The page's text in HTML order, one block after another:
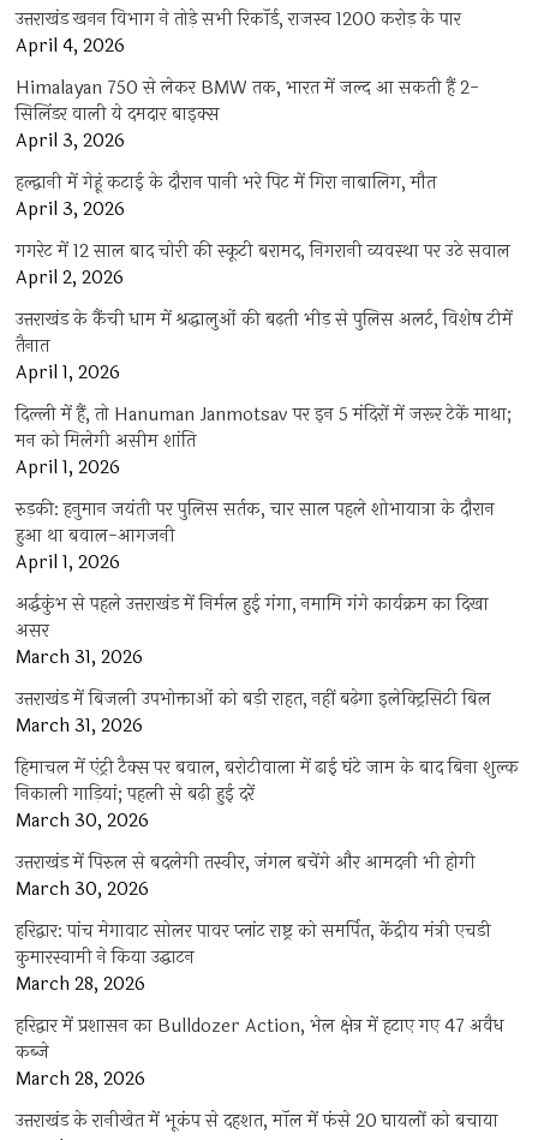
उत्तराखंड खनन विभाग ने तोड़े सभी रिकॉर्ड, राजस्व 1200 करोड़ के पार
April 4, 2026
Himalayan 750 से लेकर BMW तक, भारत में जल्द आ सकती हैं 2-
सिलिंडर वाली ये दमदार बाइक्स
April 3, 2026
हल्द्वानी में गेहूं कटाई के दौरान पानी भरे पिट में गिरा नाबालिग, मौत
April 3, 2026
गगरेट में 12 साल बाद चोरी की स्कूटी बरामद, निगरानी व्यवस्था पर उठे सवाल
April 2, 2026
उत्तराखंड के कैंची धाम में श्रद्धालुओं की बढ़ती भीड़ से पुलिस अलर्ट, विशेष टीमें
तैनात
April 1, 2026
दिल्ली में हैं, तो Hanuman Janmotsav पर इन 5 मंदिरों में जरूर टेकें माथा;
मन को मिलेगी असीम शांति
April 1, 2026
रुड़की: हनुमान जयंती पर पुलिस सर्तक, चार साल पहले शोभायात्रा के दौरान
हुआ था बवाल-आगजनी
April 1, 2026
अर्द्धकुंभ से पहले उत्तराखंड में निर्मल हुई गंगा, नमामि गंगे कार्यक्रम का दिखा
असर
March 31, 2026
उत्तराखंड में बिजली उपभोक्ताओं को बड़ी राहत, नहीं बढ़ेगा इलेक्ट्रिसिटी बिल
March 31, 2026
हिमाचल में एंट्री टैक्स पर बवाल, बरोटीवाला में ढाई घंटे जाम के बाद बिना शुल्क
निकाली गाड़ियां; पहली से बढ़ी हुई दरें
March 30, 2026
उत्तराखंड में पिरुल से बदलेगी तस्वीर, जंगल बचेंगे और आमदनी भी होगी
March 30, 2026
हरिद्वार: पांच मेगावाट सोलर पावर प्लांट राष्ट्र को समर्पित, केंद्रीय मंत्री एचडी
कुमारस्वामी ने किया उद्घाटन
March 28, 2026
हरिद्वार में प्रशासन का Bulldozer Action, भेल क्षेत्र में हटाए गए 47 अवैध
कब्जे
March 28, 2026
उत्तराखंड के रानीखेत में भूकंप से दहशत, मॉल में फंसे 20 घायलों को बचाया